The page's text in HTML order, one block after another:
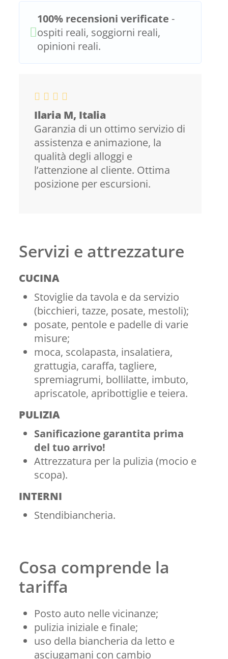
100% recensioni verificate -
ospiti reali, soggiorni reali,
opinioni reali.
Ilaria M, Italia
Garanzia di un ottimo servizio di
assistenza e animazione, la
qualità degli alloggi e
l’attenzione al cliente. Ottima
posizione per escursioni.
Servizi e attrezzature
CUCINA
Stoviglie da tavola e da servizio
(bicchieri, tazze, posate, mestoli);
posate, pentole e padelle di varie
misure;
moca, scolapasta, insalatiera,
grattugia, caraffa, tagliere,
spremiagrumi, bollilatte, imbuto,
apriscatole, apribottiglie e teiera.
PULIZIA
Sanificazione garantita prima
del tuo arrivo!
Attrezzatura per la pulizia (mocio e
scopa).
INTERNI
Stendibiancheria.
Cosa comprende la
tariffa
Posto auto nelle vicinanze;
pulizia iniziale e finale;
uso della biancheria da letto e
asciugamani con cambio